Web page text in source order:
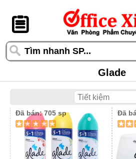
󰆎
Glade
Đã
Đã bán: 705 sp